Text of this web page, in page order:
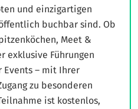
und einzigartigen
buchbar sind. Ob
Meet &
exklusive Führungen
Events – mit Ihrer
zu besonderen
ist kostenlos,